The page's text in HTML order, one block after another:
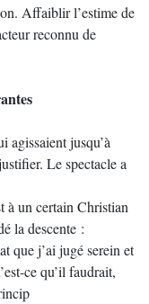
Affaiblir l’estime de
reconnu de
agissaient jusqu’à
Le spectacle a
à un certain Christian
la descente :
que j’ai jugé serein et
ce qu’il faudrait,